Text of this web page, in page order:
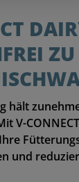
hält
V-
und